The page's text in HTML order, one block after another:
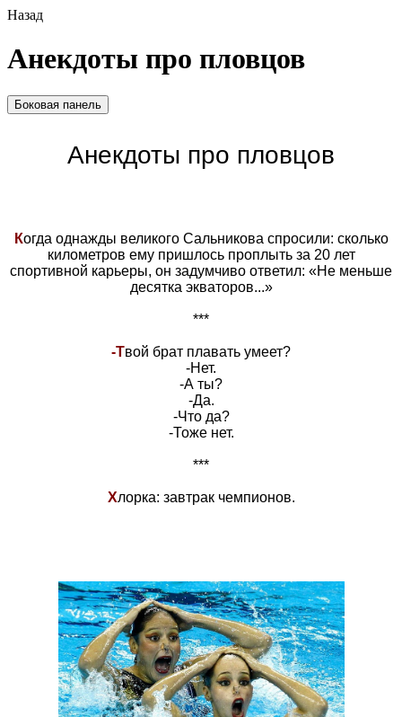
Назад
Анекдоты про пловцов
Боковая панель
Анекдоты про пловцов
Когда однажды великого Сальникова спросили: сколько
километров ему пришлось проплыть за 20 лет
спортивной карьеры, он задумчиво ответил: «Не меньше
десятка экваторов...»
***
-Твой брат плавать умеет?
-Нет.
-А ты?
-Да.
-Что да?
-Тоже нет.
***
Хлорка: завтрак чемпионов.